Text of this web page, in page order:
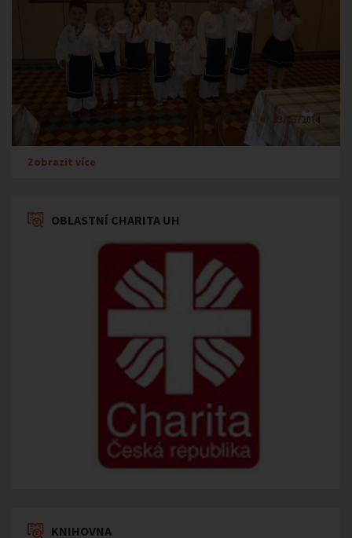
Zobrazit více
OBLASTNÍ CHARITA UH
KNIHOVNA